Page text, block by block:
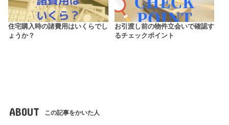
住宅購入時の諸費用はいくらでし
ょうか？
お引渡し前の物件立会いで確認す
るチェックポイント
ABOUT この記事をかいた人